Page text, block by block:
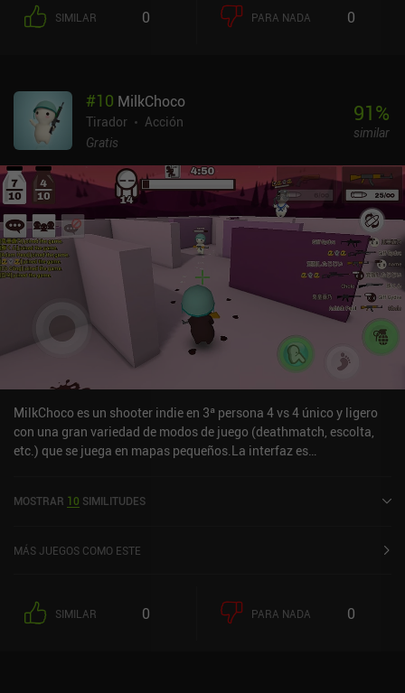
juego (y anuncios de vídeo incentivados) e incluso los mejores
dinosaurios y armas se pueden mejorar, pero por otro lado, el
jugadores de larga data han informado de que la monetización
arruina el juego a menos que esté dispuesto a empujar a través de
la rutina. Lamentable.
SIMILAR 0 PARA NADA 0
#10 MilkChoco
Tirador
Acción
Gratis
91%
similar
MilkChoco es un shooter indie en 3ª persona 4 vs 4 único y ligero
con una gran variedad de modos de juego (deathmatch, escolta,
etc.) que se juega en mapas pequeños.La interfaz es
moneda del juego. Sinceramente, es uno de los shooters casuales
MOSTRAR 10 SIMILITUDES
MÁS JUEGOS COMO ESTE
SIMILAR 0 PARA NADA 0